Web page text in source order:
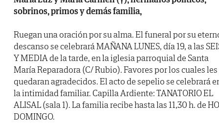
sobrinos, primos y demás familia,
Ruegan una oración por su alma. El funeral por su
descanso se celebrará MAÑANA LUNES, día 19, a las
Y MEDIA de la tarde, en la iglesia parroquial de Santa
María Reparadora (C/ Rubio). Favores por los cuales les
quedaran agradecidos. El acto de sepelio se celebrará
la intimidad familiar. Capilla Ardiente: TANATORIO EL
ALISAL (sala 1). La familia recibe hasta las 11,30 h. de
DOMINGO.